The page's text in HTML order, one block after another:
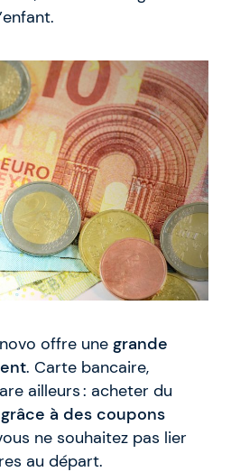
offre une grande
. Carte bancaire,
ailleurs : acheter du
à des coupons
ne souhaitez pas lier
au départ.